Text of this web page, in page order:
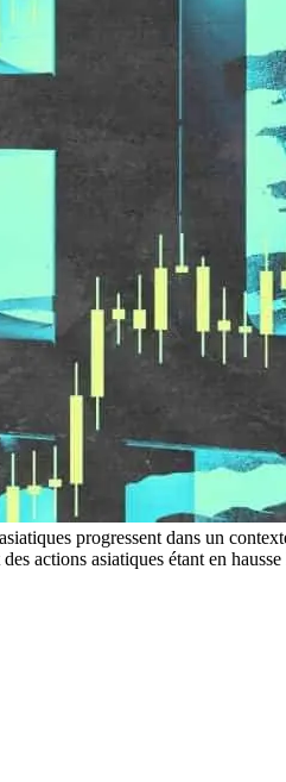
progressent dans un
actions asiatiques étant en